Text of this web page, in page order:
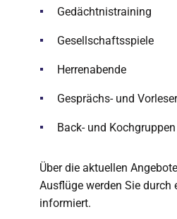
Gedächtnistraining
Gesellschaftsspiele
Herrenabende
Gesprächs- und
Back- und Kochgruppen
Über die aktuellen
Ausflüge werden Sie durch
informiert.